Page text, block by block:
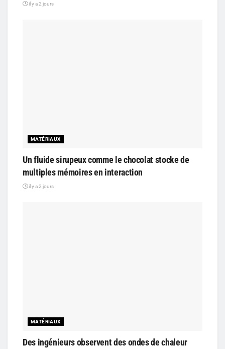
il y a 2 jours
MATÉRIAUX
Un fluide sirupeux comme le chocolat stocke de
multiples mémoires en interaction
il y a 2 jours
MATÉRIAUX
Des ingénieurs observent des ondes de chaleur